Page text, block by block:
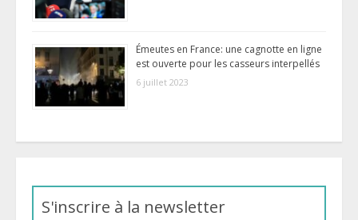
Émeutes en France: une cagnotte en ligne
est ouverte pour les casseurs interpellés
6 juillet 2023
S'inscrire à la newsletter